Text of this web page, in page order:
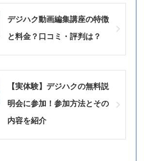
デジハク動画編集講座の特徴
と料金？口コミ・評判は？
【実体験】デジハクの無料説
明会に参加！参加方法とその
内容を紹介